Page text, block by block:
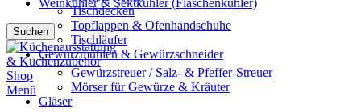
Weinkühler & Sektkühler (Flaschenkühler)
Suchen
Menü
Tischdecken
Topflappen & Ofenhandschuhe
Tischläufer
Gewürzmühlen & Gewürzschneider
Gewürzstreuer / Salz- & Pfeffer-Streuer
Mörser für Gewürze & Kräuter
Gläser